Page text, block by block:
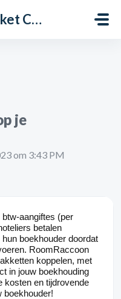
RoomRaccoon Ticket Centre
je
om 3:43 PM
aangiftes (per
betalen
boekhouder doordat
RoomRaccoon
koppelen, met
in jouw boekhouding
kosten en tijdrovende
boekhouder!